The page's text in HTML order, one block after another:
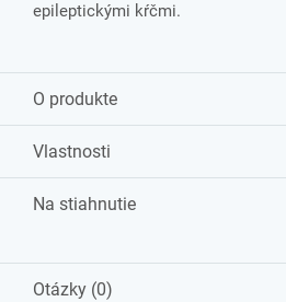
epileptickými kŕčmi.
O produkte
Vlastnosti
Na stiahnutie
Otázky (0)